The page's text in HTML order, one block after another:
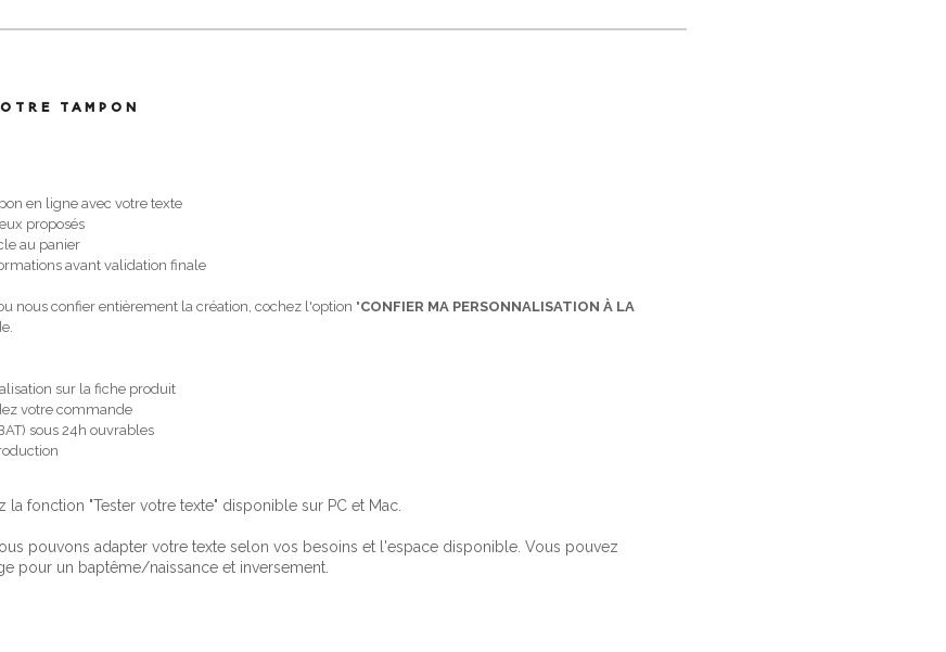
TAMPON
en ligne avec votre texte
proposés
au panier
avant validation finale
nous confier entièrement la création, cochez l'option "CONFIER MA PERSONNALISATION À LA
sur la fiche produit
votre commande
sous 24h ouvrables
la fonction "Tester votre texte" disponible sur PC et Mac.
pouvons adapter votre texte selon vos besoins et l'espace disponible. Vous pouvez
pour un baptême/naissance et inversement.